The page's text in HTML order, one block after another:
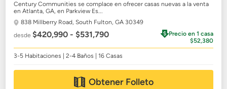
Century Communities se complace en ofrecer casas nuevas a la venta
en Atlanta, GA, en Parkview Es...
838 Millberry Road,South Fulton, GA 30349
desde$420,990 - $531,790
Precio en 1 casa
$52,380
3-5 Habitaciones | 2-4 Baños | 16 Casas
Obtener Folleto